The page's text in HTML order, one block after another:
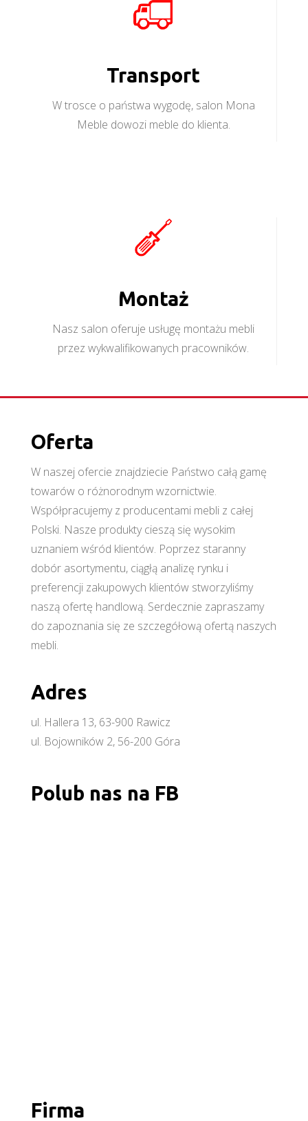
Transport
W trosce o państwa wygodę, salon Mona
Meble dowozi meble do klienta.
Montaż
Nasz salon oferuje usługę montażu mebli
przez wykwalifikowanych pracowników.
Oferta
W naszej ofercie znajdziecie Państwo całą gamę
towarów o różnorodnym wzornictwie.
Współpracujemy z producentami mebli z całej
Polski. Nasze produkty cieszą się wysokim
uznaniem wśród klientów. Poprzez staranny
dobór asortymentu, ciągłą analizę rynku i
preferencji zakupowych klientów stworzyliśmy
naszą ofertę handlową. Serdecznie zapraszamy
do zapoznania się ze szczegółową ofertą naszych
mebli.
Adres
ul. Hallera 13, 63-900 Rawicz
ul. Bojowników 2, 56-200 Góra
Polub nas na FB
Firma